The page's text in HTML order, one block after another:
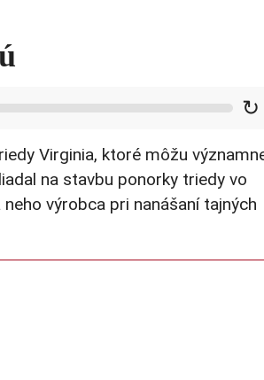
↻
Virginia, ktoré môžu
na stavbu ponorky triedy vo
výrobca pri nanášaní tajných